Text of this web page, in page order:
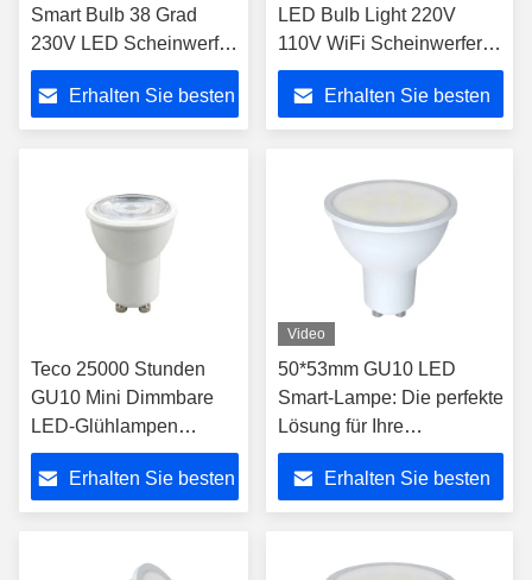
Smart Bulb 38 Grad
230V LED Scheinwerfer
2700K- 6500K WIFI
Tuya Smart Light
Erhalten Sie besten
LED Bulb Light 220V
110V WiFi Scheinwerfer
RGB Cw Ww Dimmbare
Lampen Arbeiten mit
Alexa Google Home
Erhalten Sie besten
Teco 25000 Stunden
GU10 Mini Dimmbare
LED-Glühlampen
Energieeinsparung
3000K 36 Grad
Lichtwinkel
Erhalten Sie besten
Video
50*53mm GU10 LED
Smart-Lampe: Die perfekte
Lösung für Ihre
Beleuchtungsbedürfnisse
Erhalten Sie besten